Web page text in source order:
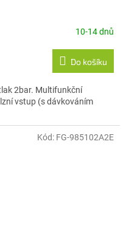
10-14 dnů
Do košíku
2bar. Multifunkční
vstup (s dávkováním
Kód: FG-985102A2E